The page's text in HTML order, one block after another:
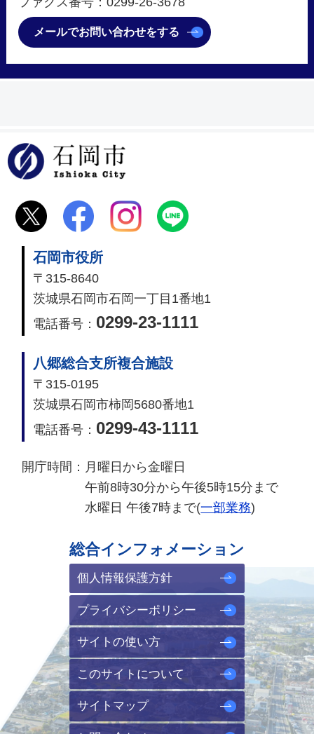
メールでお問い合わせをする
石岡市役所
〒315-8640
茨城県石岡市石岡一丁目1番地1
電話番号： 0299-23-1111
八郷総合支所複合施設
〒315-0195
茨城県石岡市柿岡5680番地1
電話番号： 0299-43-1111
開庁時間： 月曜日から金曜日
午前8時30分から午後5時15分まで
水曜日 午後7時まで(一部業務)
総合インフォメーション
個人情報保護方針
プライバシーポリシー
サイトの使い方
このサイトについて
サイトマップ